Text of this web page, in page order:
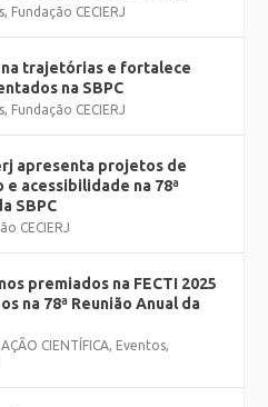
, Fundação CECIERJ
trajetórias e fortalece
na SBPC
, Fundação CECIERJ
apresenta projetos de
e acessibilidade na 78ª
SBPC
CECIERJ
premiados na FECTI 2025
na 78ª Reunião Anual da
CIENTÍFICA, Eventos,